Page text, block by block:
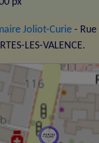
Joliot-Curie - Rue
LES-VALENCE.